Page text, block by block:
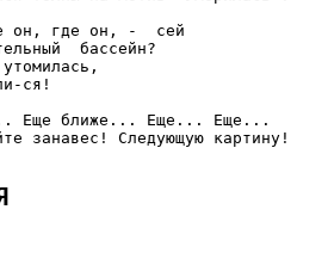
он, где он, -  сей
бассейн?
ся!
Еще ближе... Еще... Еще...
занавес! Следующую картину!